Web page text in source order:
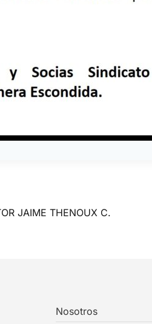
JAIME THENOUX C.
Nosotros